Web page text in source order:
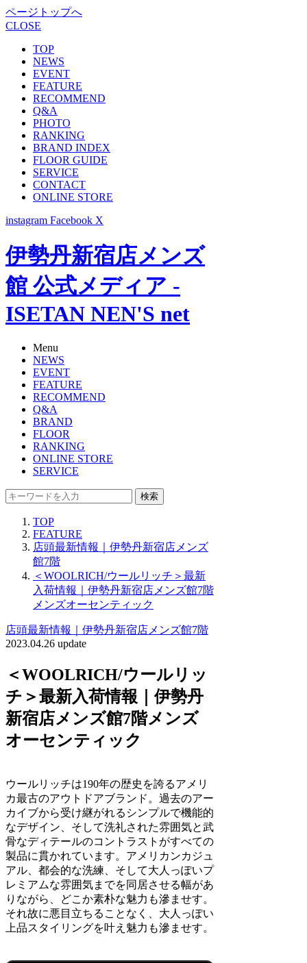
ページトップへ
CLOSE
TOP
NEWS
EVENT
FEATURE
RECOMMEND
Q&A
PHOTO
RANKING
BRAND INDEX
FLOOR GUIDE
SERVICE
CONTACT
ONLINE STORE
instagram Facebook X
伊勢丹新宿店メンズ
館 公式メディア -
ISETAN NEN'S net
Menu
NEWS
EVENT
FEATURE
RECOMMEND
Q&A
BRAND
FLOOR
RANKING
ONLINE STORE
SERVICE
検索
TOP
FEATURE
店頭最新情報｜伊勢丹新宿店メンズ
館7階
＜WOOLRICH/ウールリッチ＞最新
入荷情報｜伊勢丹新宿店メンズ館7階
メンズオーセンティック
店頭最新情報｜伊勢丹新宿店メンズ館7階
2023.04.26 update
＜WOOLRICH/ウールリッ
チ＞最新入荷情報｜伊勢丹
新宿店メンズ館7階メンズ
オーセンティック
ウールリッチは190年の歴史を誇るアメリ
カ最古のアウトドアブランド。過去のアー
カイブから受け継がれるシンプルで機能的
なデザイン、そして洗礼された雰囲気と武
骨なディテールのコントラストがすべての
製品に貫かれています。アメリカンカジュ
アル、都会的な洗練、そして大人っぽいプ
レミアムな雰囲気までを同居させる幅があ
りながら、どこか素朴な魅力も滲ませす。
それ故に悪目立ちることなく、大人っぽい
上品スタイリングを叶え魅力も滲ませす。